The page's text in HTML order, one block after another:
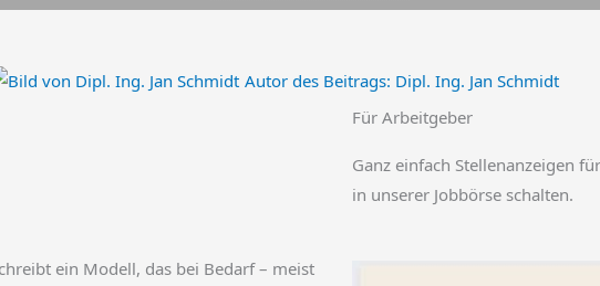
Autor des Beitrags: Dipl. Ing. Jan Schmidt
ein Modell, das bei Bedarf – meist
Für Arbeitgeber
Ganz einfach Stellenanzeigen
in unserer Jobbörse schalten.